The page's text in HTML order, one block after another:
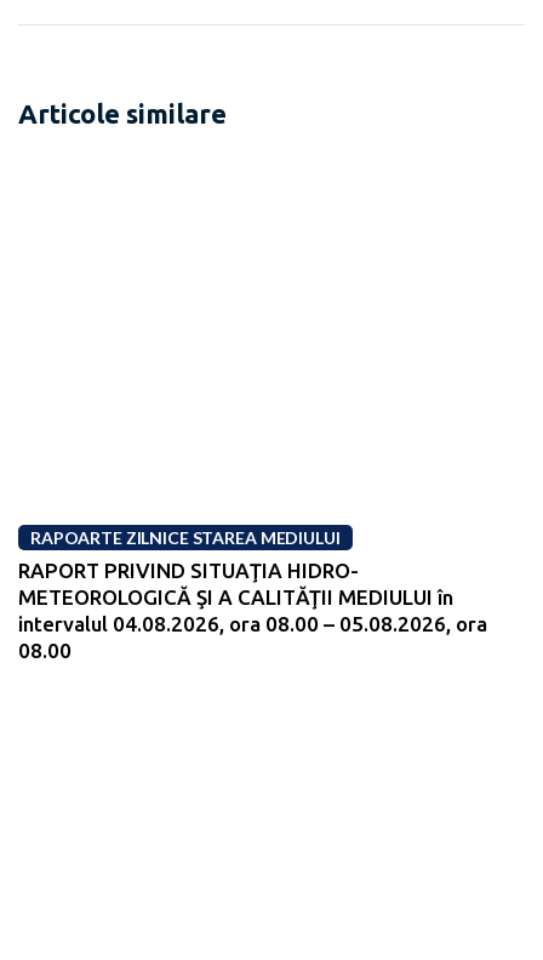
Articole similare
RAPOARTE ZILNICE STAREA MEDIULUI
RAPORT PRIVIND SITUAŢIA HIDRO-
METEOROLOGICĂ ŞI A CALITĂŢII MEDIULUI în
intervalul 04.08.2026, ora 08.00 – 05.08.2026, ora
08.00